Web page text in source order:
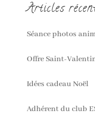
Articles
Séance photos
Offre Saint-
Idées cadeau Noël
Adhérent du club